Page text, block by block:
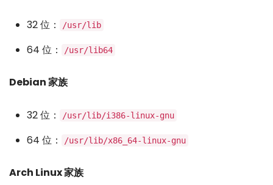
32 位： /usr/lib
64 位： /usr/lib64
Debian 家族
32 位： /usr/lib/i386-linux-gnu
64 位： /usr/lib/x86_64-linux-gnu
Arch Linux 家族